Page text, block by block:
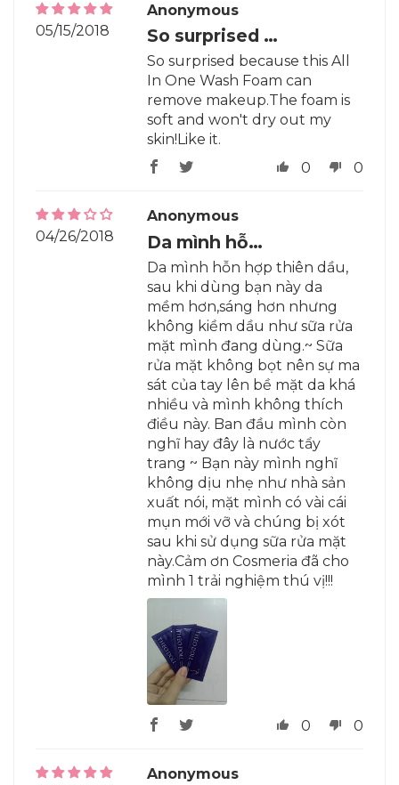
05/15/2018
Anonymous
So surprised …
So surprised because this All
In One Wash Foam can
remove makeup.The foam is
soft and won't dry out my
skin!Like it.
0
0
04/26/2018
Anonymous
Da mình hỗ…
Da mình hỗn hợp thiên dầu,
sau khi dùng bạn này da
mềm hơn,sáng hơn nhưng
không kiềm dầu như sữa rửa
mặt mình đang dùng.~ Sữa
rửa mặt không bọt nên sự ma
sát của tay lên bề mặt da khá
nhiều và mình không thích
điều này. Ban đầu mình còn
nghĩ hay đây là nước tẩy
trang ~ Bạn này mình nghĩ
không dịu nhẹ như nhà sản
xuất nói, mặt mình có vài cái
mụn mới vỡ và chúng bị xót
sau khi sử dụng sữa rửa mặt
này.Cảm ơn Cosmeria đã cho
mình 1 trải nghiệm thú vị!!!
0 0
Anonymous